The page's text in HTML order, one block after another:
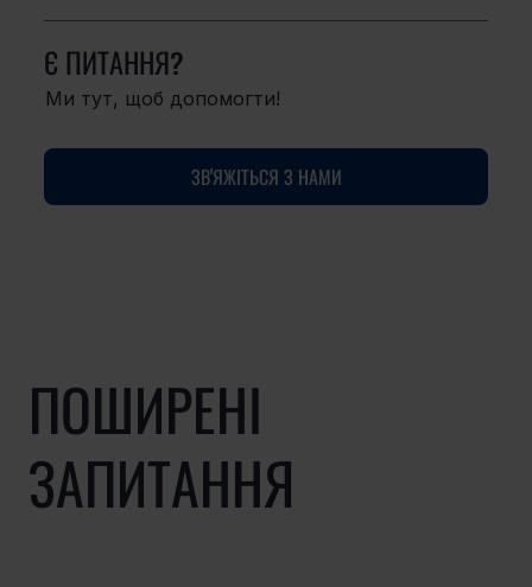
Є ПИТАННЯ?
Ми тут, щоб допомогти!
ЗВ'ЯЖІТЬСЯ З НАМИ
ПОШИРЕНІ
ЗАПИТАННЯ